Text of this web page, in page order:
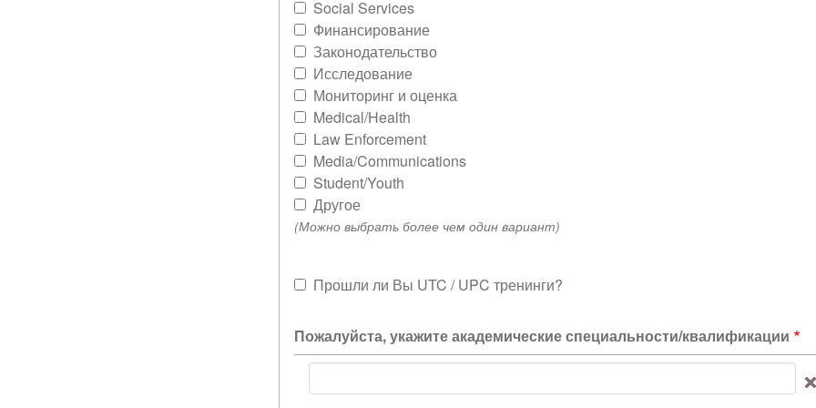
Social Services
Финансирование
Законодательство
Исследование
Мониторинг и оценка
Medical/Health
Law Enforcement
Media/Communications
Student/Youth
Другое
(Можно выбрать более чем один вариант)
Прошли ли Вы UTC / UPC тренинги?
Пожалуйста, укажите академические специальности/квалификации
укажите